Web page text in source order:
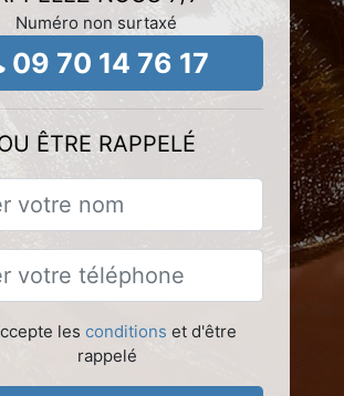
Numéro non surtaxé
09 70 14 76 17
ÊTRE RAPPELÉ
les conditions et d'être
rappelé